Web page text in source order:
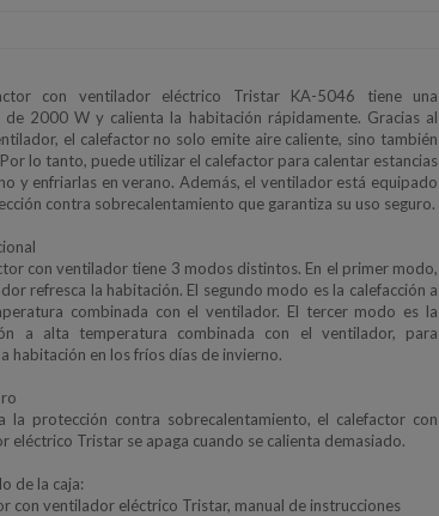
con ventilador eléctrico Tristar KA-5046 tiene una
de 2000 W y calienta la habitación rápidamente. Gracias al
el calefactor no solo emite aire caliente, sino también
lo tanto, puede utilizar el calefactor para calentar estancias
y enfriarlas en verano. Además, el ventilador está equipado
contra sobrecalentamiento que garantiza su uso seguro.
con ventilador tiene 3 modos distintos. En el primer modo,
refresca la habitación. El segundo modo es la calefacción a
combinada con el ventilador. El tercer modo es la
a alta temperatura combinada con el ventilador, para
habitación en los fríos días de invierno.
la protección contra sobrecalentamiento, el calefactor con
eléctrico Tristar se apaga cuando se calienta demasiado.
de la caja:
con ventilador eléctrico Tristar, manual de instrucciones